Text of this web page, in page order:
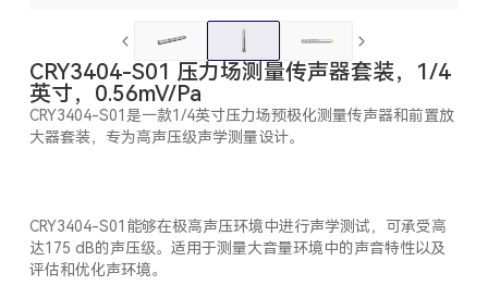
CRY3404-S01 压力场测量传声器套装，1/4
英寸，0.56mV/Pa
CRY3404-S01是一款1/4英寸压力场预极化测量传声器和前置放
大器套装，专为高声压级声学测量设计。
CRY3404-S01能够在极高声压环境中进行声学测试，可承受高
达175 dB的声压级。适用于测量大音量环境中的声音特性以及
评估和优化声环境。